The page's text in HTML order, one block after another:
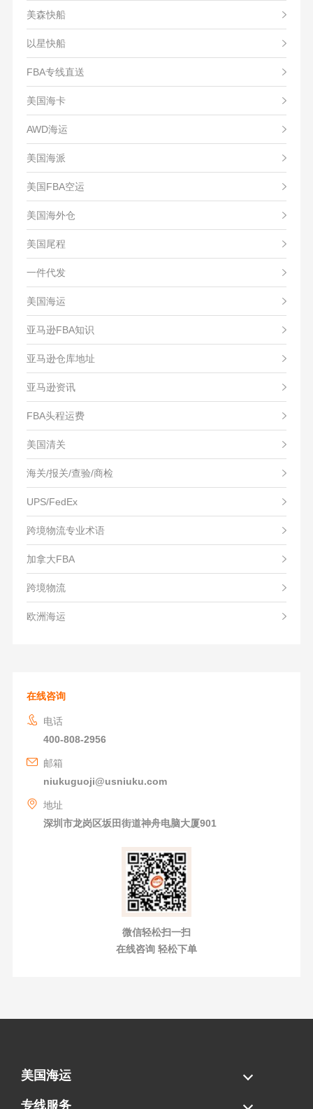
美森快船
以星快船
FBA专线直送
美国海卡
AWD海运
美国海派
美国FBA空运
美国海外仓
美国尾程
一件代发
美国海运
亚马逊FBA知识
亚马逊仓库地址
亚马逊资讯
FBA头程运费
美国清关
海关/报关/查验/商检
UPS/FedEx
跨境物流专业术语
加拿大FBA
跨境物流
欧洲海运
在线咨询
电话
400-808-2956
邮箱
niukuguoji@usniuku.com
地址
深圳市龙岗区坂田街道神舟电脑大厦901
微信轻松扫一扫
在线咨询 轻松下单
美国海运
海运拼柜
海运整柜
美国海卡
加拿大海运
专线服务